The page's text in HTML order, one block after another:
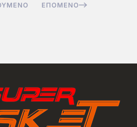
ΕΠΌΜΕΝΟ